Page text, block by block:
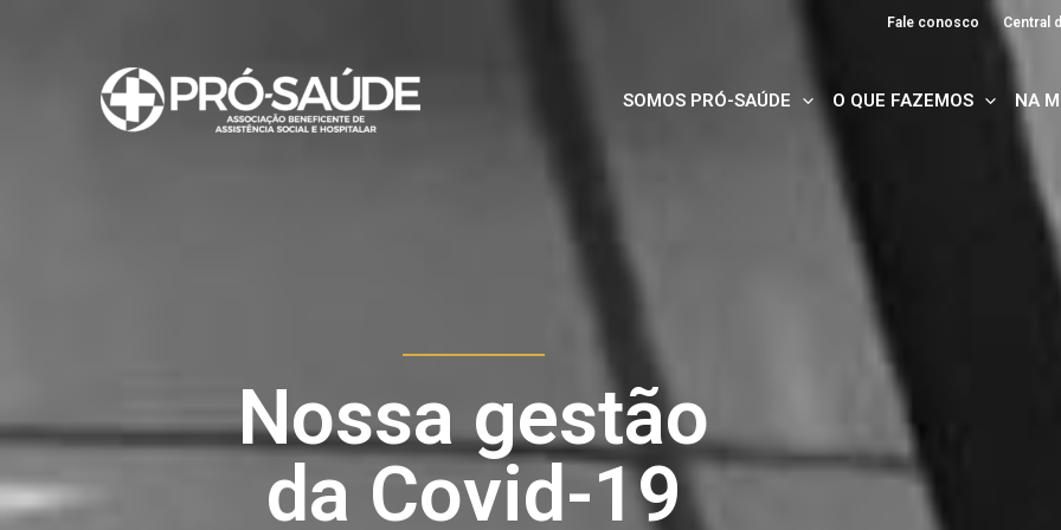
Fale conosco Central
SOMOS PRÓ-SAÚDE O QUE FAZEMOS NA
Nossa gestão
da Covid-19